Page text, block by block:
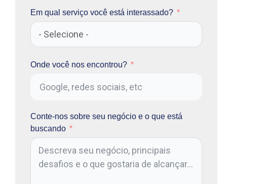
Em qual serviço você está interassado?
Onde você nos encontrou?
Conte-nos sobre seu negócio e o que está
buscando